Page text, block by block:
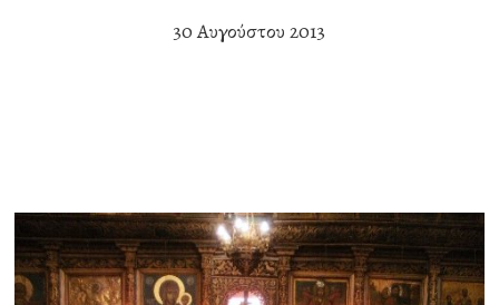
30 Αυγούστου 2013